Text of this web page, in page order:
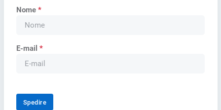
Nome*
E-mail*
Spedire